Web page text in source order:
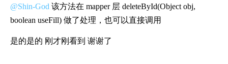
@Shin-God 该方法在 mapper 层 deleteById(Object obj,
boolean useFill) 做了处理，也可以直接调用
是的是的 刚才刚看到 谢谢了